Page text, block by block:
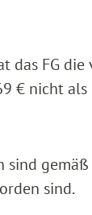
das FG
€ nicht
sind
sind.